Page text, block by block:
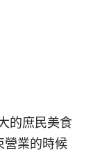
的庶民美食
營業的時候